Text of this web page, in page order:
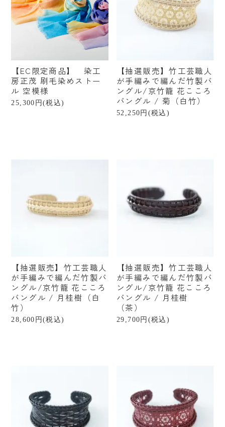
【EC限定商品】 染工
房正茂 刷毛染めストー
ル 空模様
25,300円(税込)
【抽選販売】竹工芸職人
が手編みで編んだ竹製バ
ングル/京竹籠 花こころ
バングル / 菊（白竹）
52,250円(税込)
【抽選販売】竹工芸職人
が手編みで編んだ竹製バ
ングル/京竹籠 花こころ
バングル / 月桂樹（白
竹）
28,600円(税込)
【抽選販売】竹工芸職人
が手編みで編んだ竹製バ
ングル/京竹籠 花こころ
バングル / 月桂樹
（茶）
29,700円(税込)